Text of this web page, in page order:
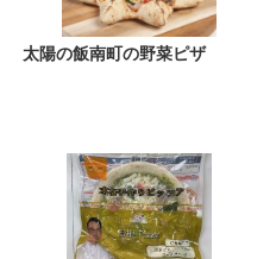
太陽の飯南町の野菜ピザ